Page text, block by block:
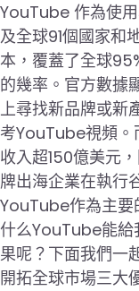
YouTube 作為使
及全球91個國家和
本，覆蓋了全球
的幾率。官方數據
上尋找新品牌或新
考YouTube視頻。
收入超150億美元
牌出海企業在執行
YouTube作為主要
什么YouTube能給
果呢？下面我們一
開拓全球市場三大